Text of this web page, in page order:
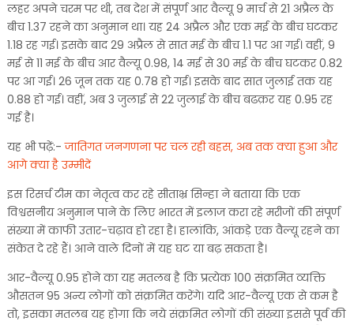
लहर अपने चरम पर थी, तब देश में संपूर्ण आर वैल्यू 9 मार्च से 21 अप्रैल के
बीच 1.37 रहने का अनुमान था। यह 24 अप्रैल और एक मई के बीच घटकर
1.18 रह गई। इसके बाद 29 अप्रैल से सात मई के बीच 1.1 पर आ गई। वहीं, 9
मई से 11 मई के बीच आर वैल्यू 0.98, 14 मई से 30 मई के बीच घटकर 0.82
पर आ गई। 26 जून तक यह 0.78 हो गई। इसके बाद सात जुलाई तक यह
0.88 हो गई। वहीं, अब 3 जुलाई से 22 जुलाई के बीच बढक़र यह 0.95 रह
गई है।
यह भी पढ़ें:-जातिगत जनगणना पर चल रही बहस, अब तक क्या हुआ और
आगे क्या है उम्मीदें
इस रिसर्च टीम का नेतृत्व कर रहे सीताभ्र सिन्हा ने बताया कि एक
विश्वसनीय अनुमान पाने के लिए भारत में इलाज करा रहे मरीजों की संपूर्ण
संख्या में काफी उतार-चढ़ाव हो रहा है। हालांकि, आंकड़े एक वैल्यू रहने का
संकेत दे रहे हैं। आने वाले दिनों में यह घट या बढ़ सकता है।
आर-वैल्यू 0.95 होने का यह मतलब है कि प्रत्येक 100 संक्रमित व्यक्ति
औसतन 95 अन्य लोगों को संक्रमित करेंगे। यदि आर-वैल्यू एक से कम है
तो, इसका मतलब यह होगा कि नये संक्रमित लोगों की संख्या इससे पूर्व की